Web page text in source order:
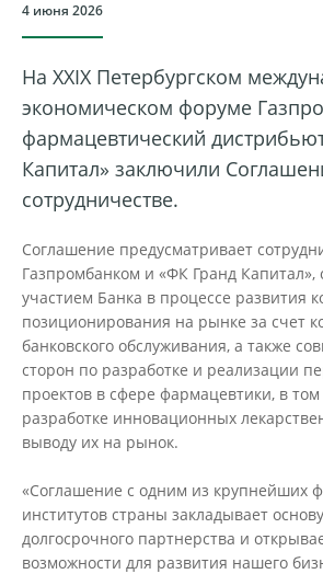
4 июня 2026
На XXIX Петербургском
экономическом форуме
фармацевтический
Капитал» заключили
сотрудничестве.
Соглашение предусматривает
Газпромбанком и «ФК Гранд Капитал»,
участием Банка в процессе развития
позиционирования на рынке за счет
банковского обслуживания, а также
сторон по разработке и реализации
проектов в сфере фармацевтики, в
разработке инновационных
выводу их на рынок.
«Соглашение с одним из крупнейших
институтов страны закладывает
долгосрочного партнерства и
возможности для развития нашего